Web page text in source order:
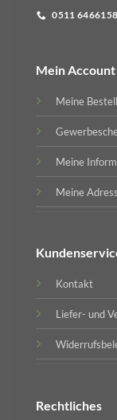
0511
Mein Account
Meine
Meine
Meine
Kontakt
Liefer- und
Rechtliches